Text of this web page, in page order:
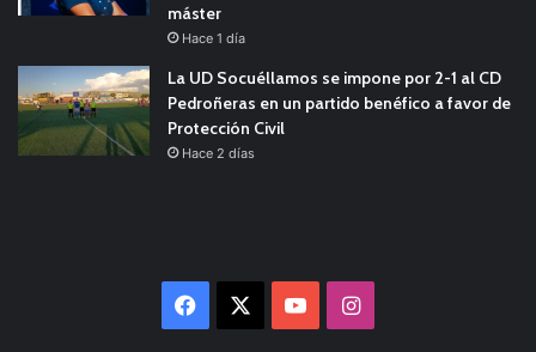
máster
Hace 1 día
La UD Socuéllamos se impone por 2-1 al CD
Pedroñeras en un partido benéfico a favor de
Protección Civil
Hace 2 días
Facebook YouTubeInstagram